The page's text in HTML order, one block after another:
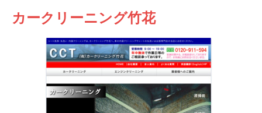
カークリーニング竹花